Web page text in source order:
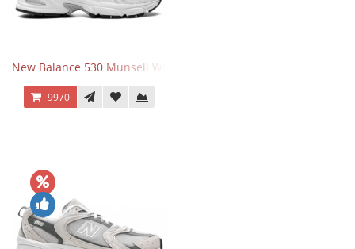
New Balance 530 Munsell White Silver
9970